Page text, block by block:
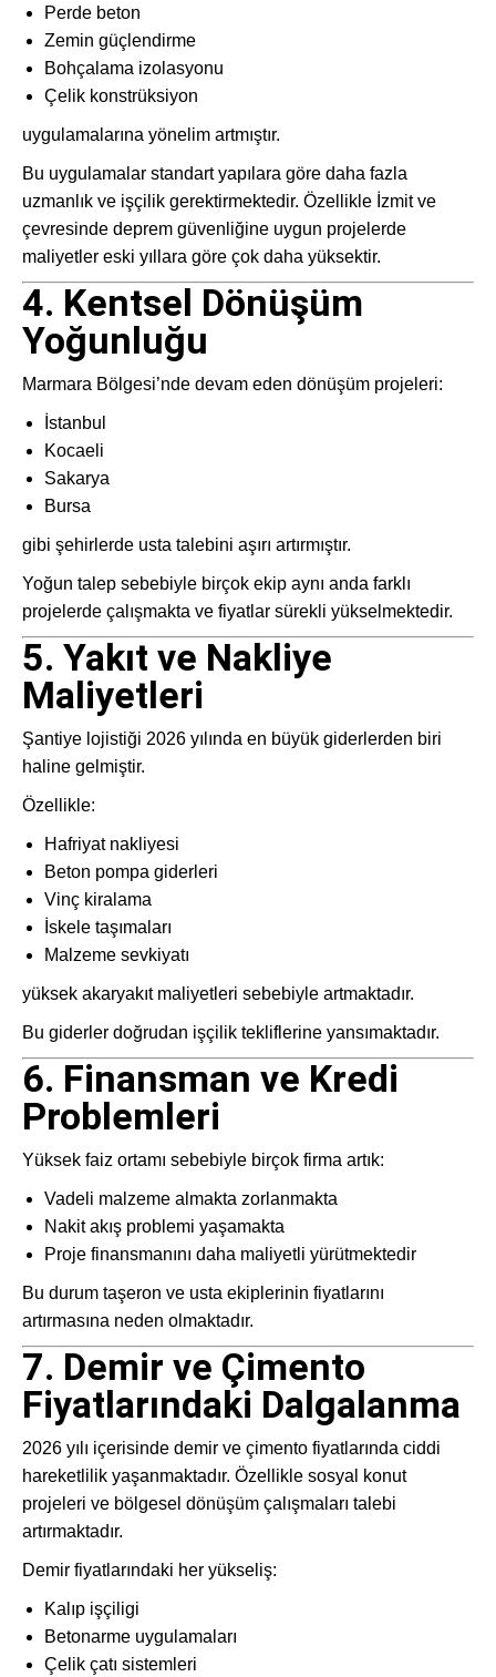
Perde beton
Zemin güçlendirme
Bohçalama izolasyonu
Çelik konstrüksiyon
uygulamalarına yönelim artmıştır.
Bu uygulamalar standart yapılara göre daha fazla
uzmanlık ve işçilik gerektirmektedir. Özellikle İzmitve
çevresinde deprem güvenliğine uygun projelerde
maliyetler eski yıllara göre çok daha yüksektir.
4. Kentsel Dönüşüm
Yoğunluğu
Marmara Bölgesi’nde devam eden dönüşüm projeleri:
İstanbul
Kocaeli
Sakarya
Bursa
gibi şehirlerde usta talebini aşırı artırmıştır.
Yoğun talep sebebiyle birçok ekip aynı anda farklı
projelerde çalışmakta ve fiyatlar sürekli yükselmektedir.
5. Yakıt ve Nakliye
Maliyetleri
Şantiye lojistiği 2026 yılında en büyük giderlerden biri
haline gelmiştir.
Özellikle:
Hafriyat nakliyesi
Beton pompa giderleri
Vinç kiralama
İskele taşımaları
Malzeme sevkiyatı
yüksek akaryakıt maliyetleri sebebiyle artmaktadır.
Bu giderler doğrudan işçilik tekliflerine yansımaktadır.
6. Finansman ve Kredi
Problemleri
Yüksek faiz ortamı sebebiyle birçok firma artık:
Vadeli malzeme almakta zorlanmakta
Nakit akış problemi yaşamakta
Proje finansmanını daha maliyetli yürütmektedir
Bu durum taşeron ve usta ekiplerinin fiyatlarını
artırmasına neden olmaktadır.
7. Demir ve Çimento
Fiyatlarındaki Dalgalanma
2026 yılı içerisinde demir ve çimento fiyatlarında ciddi
hareketlilik yaşanmaktadır. Özellikle sosyal konut
projeleri ve bölgesel dönüşüm çalışmaları talebi
artırmaktadır.
Demir fiyatlarındaki her yükseliş:
Kalıp işçiligi
Betonarme uygulamaları
Çelik çatı sistemleri